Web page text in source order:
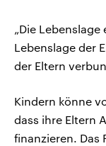
„Die
Lebenslage der
der Eltern
Kindern könne
dass ihre Eltern
finanzieren. Das